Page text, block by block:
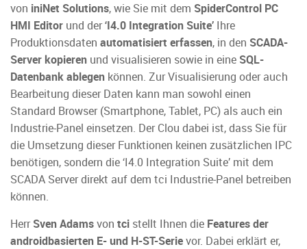
von iniNet Solutions, wie Sie mit dem SpiderControl PC
HMI Editor und der‘I4.0 Integration Suite’ Ihre
Produktionsdaten automatisiert erfassen, in den SCADA-
Server kopieren und visualisieren sowie in eine SQL-
Datenbank ablegen können. Zur Visualisierung oder auch
Bearbeitung dieser Daten kann man sowohl einen
Standard Browser (Smartphone, Tablet, PC) als auch ein
Industrie-Panel einsetzen. Der Clou dabei ist, dass Sie für
die Umsetzung dieser Funktionen keinen zusätzlichen IPC
benötigen, sondern die ‘I4.0 Integration Suite’ mit dem
SCADA Server direkt auf dem tci Industrie-Panel betreiben
können.
HerrSven Adamsvon tci stellt Ihnen die Features der
androidbasierten E- und H-ST-Serievor. Dabei erklärt er,